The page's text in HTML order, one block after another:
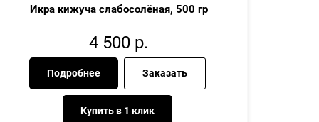
Икра кижуча слабосолёная, 500 гр
4 500 р.
Подробнее Заказать
Купить в 1 клик